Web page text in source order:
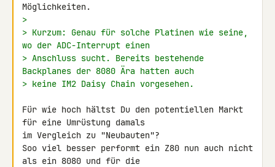
>
> Kurzum: Genau für solche Platinen wie seine,
wo der ADC-Interrupt einen
> Anschluss sucht. Bereits bestehende
Backplanes der 8080 Ära hatten auch
> keine IM2 Daisy Chain vorgesehen.
Für wie hoch hältst Du den potentiellen Markt
für eine Umrüstung damals
im Vergleich zu "Neubauten"?
Soo viel besser performt ein Z80 nun auch nicht
als ein 8080 und für die